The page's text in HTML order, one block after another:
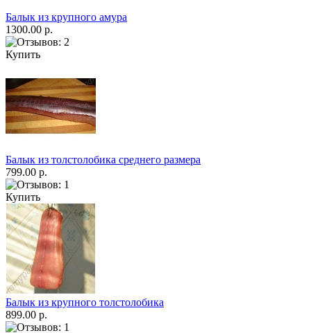
Балык из крупного амура
1300.00 р.
Купить
Балык из толстолобика среднего размера
799.00 р.
Купить
Балык из крупного толстолобика
899.00 р.